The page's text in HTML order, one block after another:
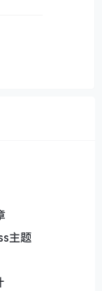
主题